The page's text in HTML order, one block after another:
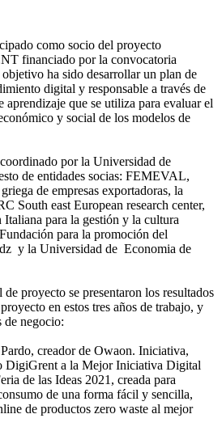
como socio del proyecto
financiado por la convocatoria
ha sido desarrollar un plan de
digital y responsable a través de
aprendizaje que se utiliza para evaluar el
y social de los modelos de
por la Universidad de
de entidades socias: FEMEVAL,
de empresas exportadoras, la
South east European research center,
para la gestión y la cultura
para la promoción del
y la Universidad de Economia de
proyecto se presentaron los resultados
en estos tres años de trabajo, y
de negocio:
creador de Owaon. Iniciativa,
DigiGrent a la Mejor Iniciativa Digital
de las Ideas 2021, creada para
de una forma fácil y sencilla,
de productos zero waste al mejor